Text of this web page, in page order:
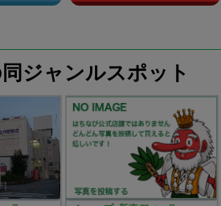
ジャンルスポット